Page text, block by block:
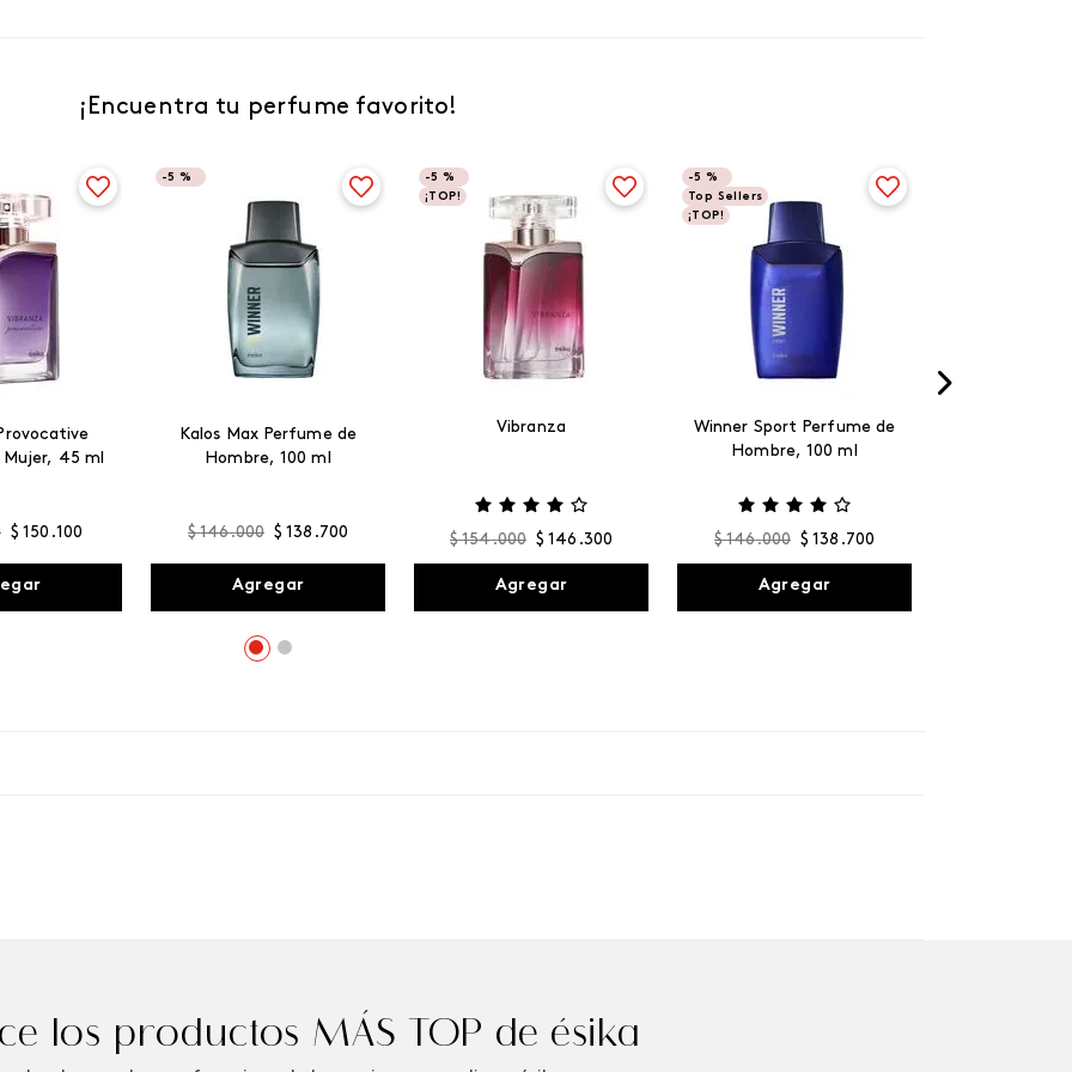
¡Encuentra tu perfume favorito!
45 ml
$ 150 .100
-5 %
Kalos Max Perfume de
Hombre, 100 ml
$ 146.000 $ 138 .700
Agregar
-5 %
¡TOP!
Vibranza
$ 154.000 $ 146 .300
Agregar
-5 %
Top Sellers
¡TOP!
Winner Sport Perfume de
Hombre, 100 ml
$ 146.000 $ 138 .700
Agregar
los productos MÁS TOP de ésika